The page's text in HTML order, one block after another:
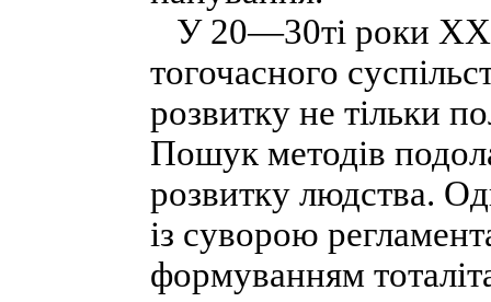
У 20—30ті роки XX
тогочасного
розвитку не тільки
Пошук методів
розвитку людства.
із суворою
формуванням